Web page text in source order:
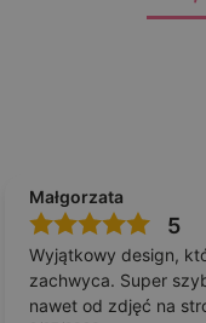
Małgorzata
5
Wyjątkowy design,
zachwyca. Super
nawet od zdjęć na